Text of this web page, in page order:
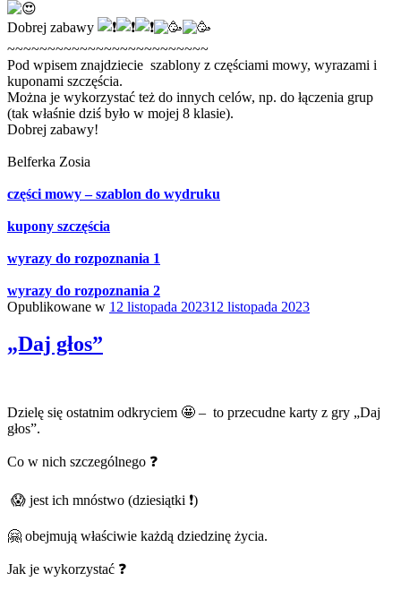
Dobrej zabawy
~~~~~~~~~~~~~~~~~~~~~~~~~
Pod wpisem znajdziecie szablony z częściami mowy, wyrazami i
kuponami szczęścia.
Można je wykorzystać też do innych celów, np. do łączenia grup
(tak właśnie dziś było w mojej 8 klasie).
Dobrej zabawy!
Belferka Zosia
części mowy – szablon do wydruku
kupony szczęścia
wyrazy do rozpoznania 1
wyrazy do rozpoznania 2
Opublikowane w 12 listopada 202312 listopada 2023
„Daj głos”
Dzielę się ostatnim odkryciem 🤩 – to przecudne karty z gry „Daj
głos”.
Co w nich szczególnego ❓
😱 jest ich mnóstwo (dziesiątki ❗)
🤗 obejmują właściwie każdą dziedzinę życia.
Jak je wykorzystać ❓